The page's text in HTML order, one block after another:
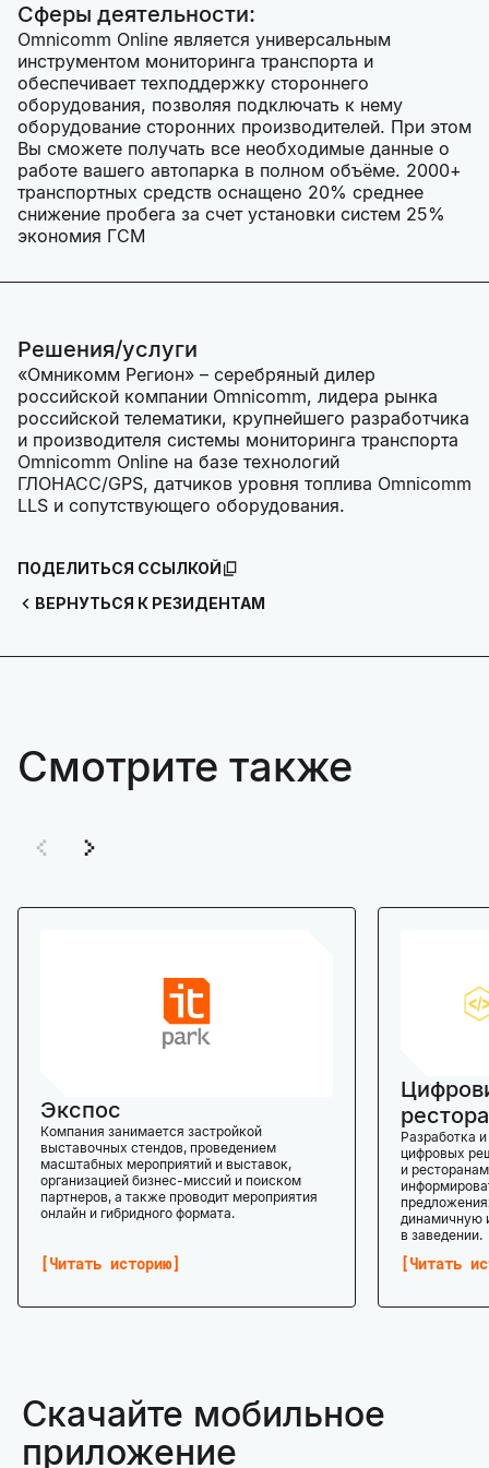
Сферы деятельности:
Omnicomm Online является универсальным
инструментом мониторинга транспорта и
обеспечивает техподдержку стороннего
оборудования, позволяя подключать к нему
оборудование сторонних производителей. При этом
Вы сможете получать все необходимые данные о
работе вашего автопарка в полном объёме. 2000+
транспортных средств оснащено 20% среднее
снижение пробега за счет установки систем 25%
экономия ГСМ
Решения/услуги
«Омникомм Регион» – серебряный дилер
российской компании Omnicomm, лидера рынка
российской телематики, крупнейшего разработчика
и производителя системы мониторинга транспорта
Omnicomm Online на базе технологий
ГЛОНАСС/GPS, датчиков уровня топлива Omnicomm
LLS и сопутствующего оборудования.
ВЕРНУТЬСЯ К РЕЗИДЕНТАМ
ПОДЕЛИТЬСЯ ССЫЛКОЙ
Смотрите также
Читать историю
Экспос
Компания занимается застройкой
выставочных стендов, проведением
масштабных мероприятий и выставок,
организацией бизнес-миссий и поиском
партнеров, а также проводит мероприятия
онлайн и гибридного формата.
Читать
Разработка
цифровых
и
динамичную
в заведении.
Скачайте мобильное
приложение